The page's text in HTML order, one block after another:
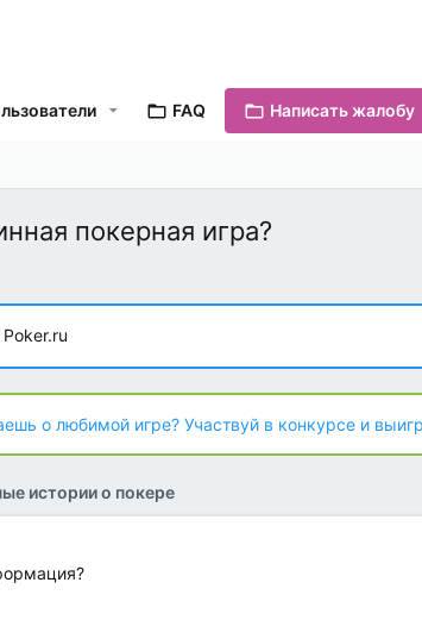
FAQ Написать жалобу
покерная игра?
о любимой игре? Участвуй в конкурсе и
истории о покере